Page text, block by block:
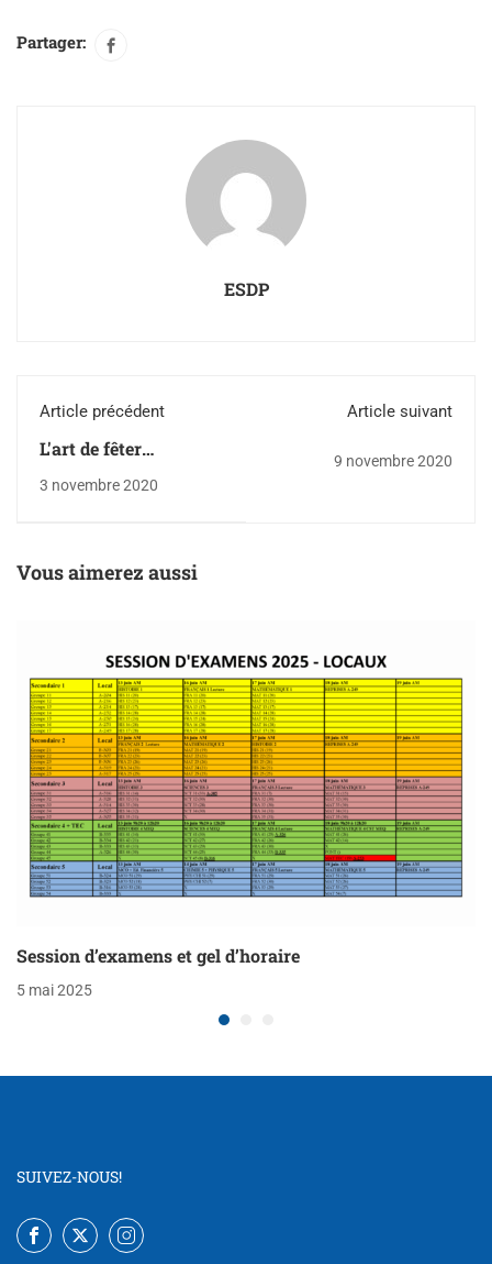
Partager:
ESDP
Article précédent
L'art de fêter
3 novembre 2020
Article suivant
9 novembre 2020
Vous aimerez aussi
Session d’examens et gel d’horaire
5 mai 2025
SUIVEZ-NOUS!